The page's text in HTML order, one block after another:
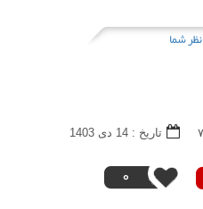
نظر شما
0
تاريخ : 14 دی 1403